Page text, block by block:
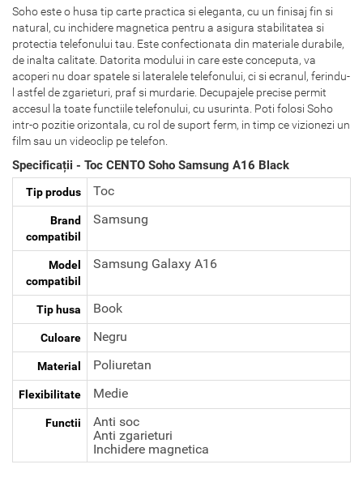
Soho este o husa tip carte practica si eleganta, cu un finisaj fin si
natural, cu inchidere magnetica pentru a asigura stabilitatea si
protectia telefonului tau. Este confectionata din materiale durabile,
de inalta calitate. Datorita modului in care este conceputa, va
acoperi nu doar spatele si lateralele telefonului, ci si ecranul, ferindu-
l astfel de zgarieturi, praf si murdarie. Decupajele precise permit
accesul la toate functiile telefonului, cu usurinta. Poti folosi Soho
intr-o pozitie orizontala, cu rol de suport ferm, in timp ce vizionezi un
film sau un videoclip pe telefon.
Specificații - Toc CENTO Soho Samsung A16 Black
Tip produs Toc
Brand
compatibil
Samsung
Model
compatibil
Samsung Galaxy A16
Tip husa Book
Culoare Negru
Material Poliuretan
Flexibilitate Medie
Functii
Anti soc
Anti zgarieturi
Inchidere magnetica